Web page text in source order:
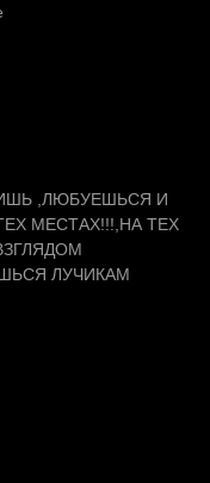
,ЛЮБУЕШЬСЯ И
МЕСТАХ!!!,НА ТЕХ
ЛУЧИКАМ